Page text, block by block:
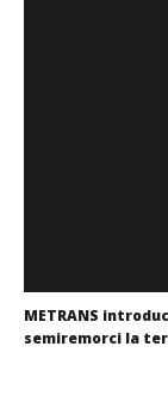
METRANS
semiremorci la